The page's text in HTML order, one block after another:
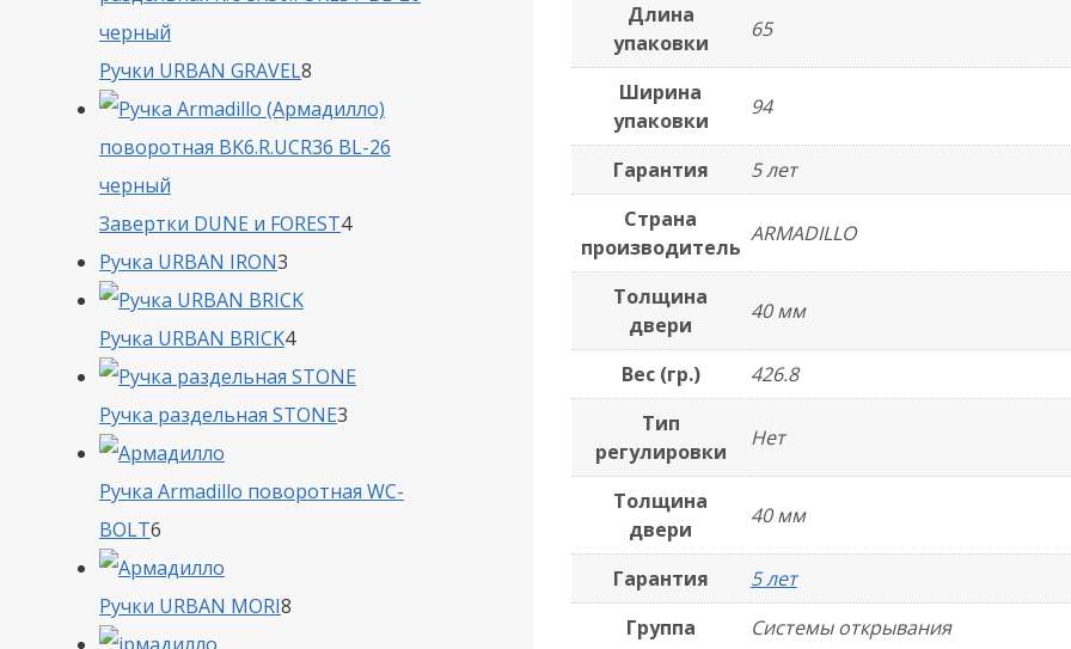
Длина
упаковки
65
Ширина
упаковки
94
Гарантия
5 лет
Страна
производитель
ARMADILLO
Толщина
двери
40 мм
Вес (гр.)
426.8
Тип
регулировки
Нет
Толщина
двери
40 мм
Гарантия
5 лет
Группа
Системы открывания
Ручки URBAN GRAVEL8
товаров
Завертки DUNE и FOREST44
Ручка URBAN IRON3
товара
Ручка URBAN BRICK44
товара
Ручка раздельная STONE3
Ручка Armadillo поворотная WC-
BOLT6
товаров
Ручки URBAN MORI8